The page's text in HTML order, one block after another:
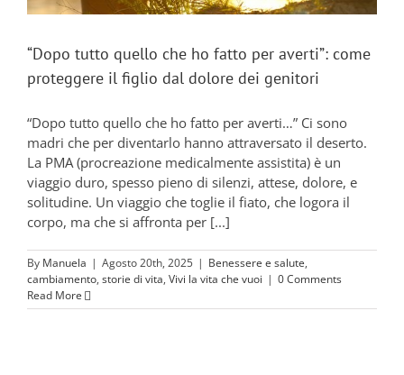
“Dopo tutto quello che ho fatto per averti”: come
proteggere il figlio dal dolore dei genitori
“Dopo tutto quello che ho fatto per averti…” Ci sono
madri che per diventarlo hanno attraversato il deserto.
La PMA (procreazione medicalmente assistita) è un
viaggio duro, spesso pieno di silenzi, attese, dolore, e
solitudine. Un viaggio che toglie il fiato, che logora il
corpo, ma che si affronta per [...]
By Manuela | Agosto 20th, 2025 | Benessere e salute,
cambiamento, storie di vita, Vivi la vita che vuoi | 0 Comments
Read More